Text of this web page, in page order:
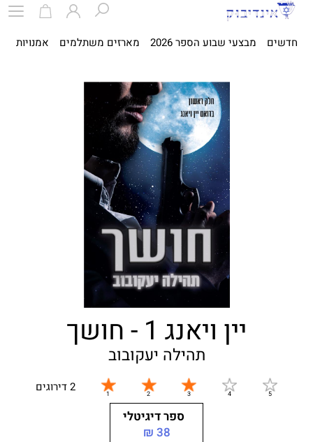
חדשים מבצעי שבוע הספר 2026 מארזים משתלמים אמנויות
יין ויאנג 1 - חושך
תהילה יעקובוב
2 דירוגים
ספר דיגיטלי
38 ₪